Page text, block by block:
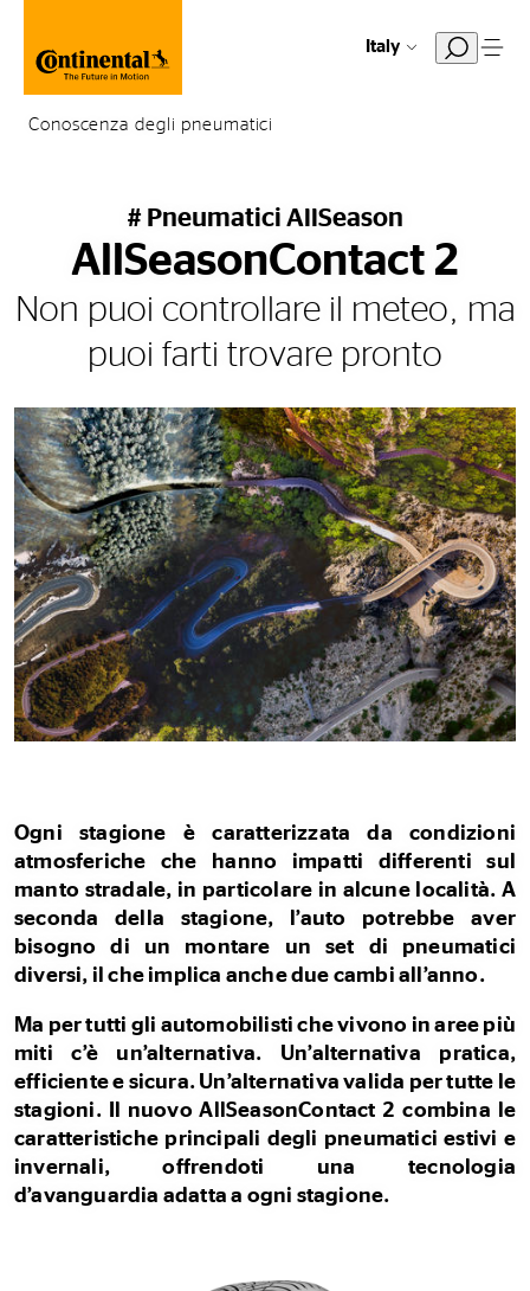
Italy
Conoscenza degli pneumatici
# Pneumatici AllSeason
AllSeasonContact 2
Non puoi controllare il meteo, ma
puoi farti trovare pronto
Ogni stagione è caratterizzata da condizioni
atmosferiche che hanno impatti differenti sul
manto stradale, in particolare in alcune località. A
seconda della stagione, l’auto potrebbe aver
bisogno di un montare un set di pneumatici
diversi, il che implica anche due cambi all’anno.
Ma per tutti gli automobilisti che vivono in aree più
miti c’è un’alternativa. Un’alternativa pratica,
efficiente e sicura. Un’alternativa valida per tutte le
stagioni. Il nuovo AllSeasonContact 2 combina le
caratteristiche principali degli pneumatici estivi e
invernali, offrendoti una tecnologia
d’avanguardia adatta a ogni stagione.